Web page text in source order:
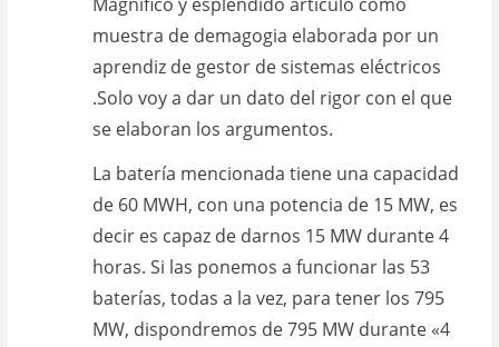
muestra de demagogia elaborada por un
aprendiz de gestor de sistemas eléctricos
.Solo voy a dar un dato del rigor con el que
se elaboran los argumentos.
La batería mencionada tiene una capacidad
de 60 MWH, con una potencia de 15 MW, es
decir es capaz de darnos 15 MW durante 4
horas. Si las ponemos a funcionar las 53
baterías, todas a la vez, para tener los 795
MW, dispondremos de 795 MW durante «4